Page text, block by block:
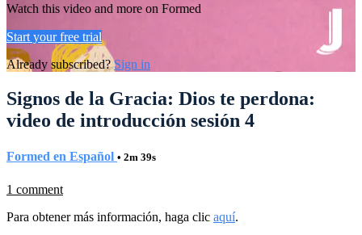
Watch this video and more on Formed
Start your free trial
Already subscribed?Sign in
Signos de la Gracia: Dios te perdona:
video de introducción sesión 4
Formed en Español • 2m 39s
1 comment
Para obtener más información, haga clic aquí.